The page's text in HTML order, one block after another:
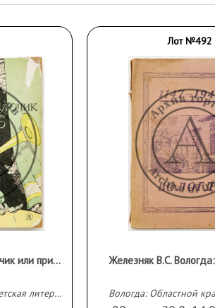
Толстой А. Золотой ключик или приключения Буратино. Рисунки А. Каневского.
Москва: издательство «Детская литература»,1969 г.
Лот №492